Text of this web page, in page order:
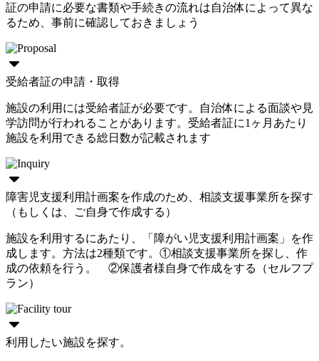
証の申請に必要な書類や手続きの流れは自治体によって異な
るため、事前に確認しておきましょう
受給者証の申請・取得
施設の利用には受給者証が必要です。自治体による面談や見
学訪問が行われることがあります。受給者証に1ヶ月あたり
施設を利用できる総日数が記載されます
障害児支援利用計画案を作成のため、相談支援事業所を探す
（もしくは、ご自身で作成する）
施設を利用するにあたり、「障がい児支援利用計画案」を作
成します。方法は2種類です。①相談支援事業所を探し、作
成の依頼を行う。 ②保護者様自身で作成をする（セルフプ
ラン）
利用したい施設を探す。